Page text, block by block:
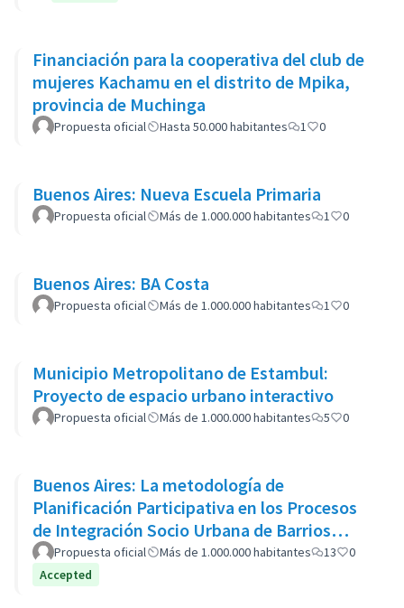
Financiación para la cooperativa del club de
mujeres Kachamu en el distrito de Mpika,
provincia de Muchinga
Propuesta oficial Hasta 50.000 habitantes 1 0
Buenos Aires: Nueva Escuela Primaria
Propuesta oficial Más de 1.000.000 habitantes 1 0
Buenos Aires: BA Costa
Propuesta oficial Más de 1.000.000 habitantes 1 0
Municipio Metropolitano de Estambul:
Proyecto de espacio urbano interactivo
Propuesta oficial Más de 1.000.000 habitantes 5 0
Buenos Aires: La metodología de
Planificación Participativa en los Procesos
de Integración Socio Urbana de Barrios
Populares: el caso del Barrio 20
Propuesta oficial Más de 1.000.000 habitantes 13
0
Accepted